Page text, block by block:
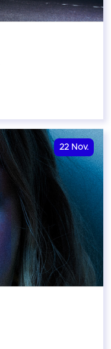
22 Nov.